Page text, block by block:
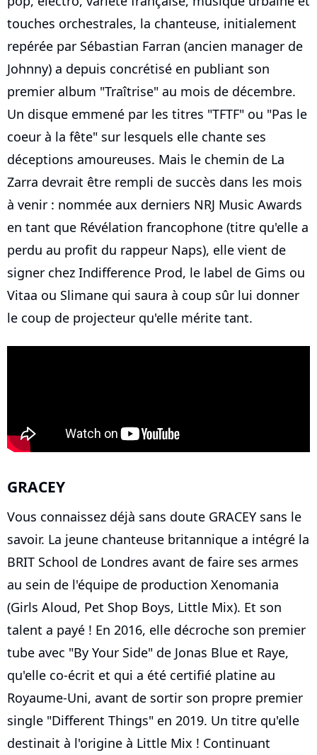
touches orchestrales, la chanteuse, initialement
repérée par Sébastian Farran (ancien manager de
Johnny) a depuis concrétisé en publiant son
premier album "Traîtrise" au mois de décembre.
Un disque emmené par les titres "TFTF" ou "Pas le
coeur à la fête" sur lesquels elle chante ses
déceptions amoureuses. Mais le chemin de La
Zarra devrait être rempli de succès dans les mois
à venir : nommée aux derniers NRJ Music Awards
en tant que Révélation francophone (titre qu'elle a
perdu au profit du rappeur Naps), elle vient de
signer chez Indifference Prod, le label de Gims ou
Vitaa ou Slimane qui saura à coup sûr lui donner
le coup de projecteur qu'elle mérite tant.
GRACEY
Vous connaissez déjà sans doute GRACEY sans le
savoir. La jeune chanteuse britannique a intégré la
BRIT School de Londres avant de faire ses armes
au sein de l'équipe de production Xenomania
(Girls Aloud, Pet Shop Boys, Little Mix). Et son
talent a payé ! En 2016, elle décroche son premier
tube avec "By Your Side" de Jonas Blue et Raye,
qu'elle co-écrit et qui a été certifié platine au
Royaume-Uni, avant de sortir son propre premier
single "Different Things" en 2019. Un titre qu'elle
destinait à l'origine à Little Mix ! Continuant